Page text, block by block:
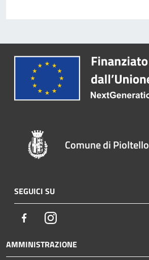
Comune di Pioltello
SEGUICI SU
FacebookInstagram
AMMINISTRAZIONE